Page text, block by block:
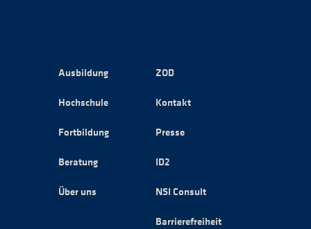
Ausbildung
Hochschule
Fortbildung
Beratung
Über uns
ZOD
Kontakt
Presse
ID2
NSI Consult
Barrierefreiheit